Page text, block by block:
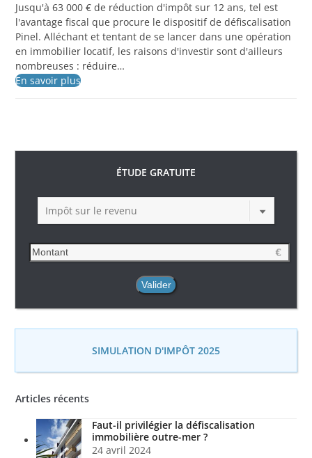
Jusqu'à 63 000 € de réduction d'impôt sur 12 ans, tel est
l'avantage fiscal que procure le dispositif de défiscalisation
Pinel. Alléchant et tentant de se lancer dans une opération
en immobilier locatif, les raisons d'investir sont d'ailleurs
nombreuses : réduire…
En savoir plus
ÉTUDE GRATUITE
Impôt sur le revenu
SIMULATION D'IMPÔT 2025
Articles récents
Faut-il privilégier la défiscalisation
immobilière outre-mer ?
24 avril 2024